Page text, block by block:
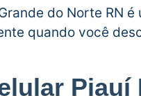
do Norte RN
quando você
Piauí